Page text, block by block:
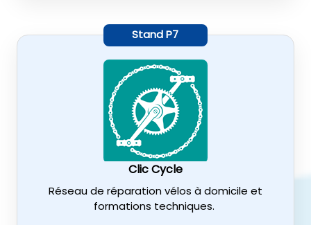
StandP7
Clic Cycle
Réseau de réparation vélos à domicile et
formations techniques.